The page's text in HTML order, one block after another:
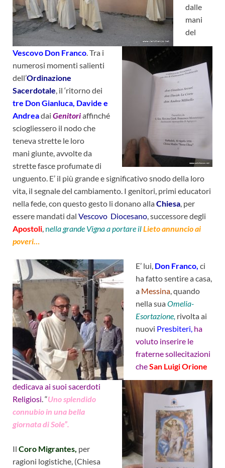
dalle
mani
del
Vescovo Don Franco. Tra i
numerosi momenti salienti
dell’Ordinazione
Sacerdotale, il ‘ritorno dei
tre Don Gianluca, Davide e
Andreadai Genitoriaffinché
sciogliessero il nodo che
teneva strette le loro
mani giunte, avvolte da
strette fasce profumate di
unguento. E’ il più grande e significativo snodo della loro
vita, il segnale del cambiamento. I genitori, primi educatori
nella fede, con questo gesto li donano allaChiesa, per
essere mandati dal Vescovo Diocesano, successore degli
Apostoli, nella grande Vigna a portare ilLieto annuncio ai
poveri…
E’ lui, Don Franco, ci
ha fatto sentire a casa,
a Messina, quando
nella suaOmelia-
Esortazione, rivolta ai
nuovi Presbiteri, ha
voluto inserire le
fraterne sollecitazioni
cheSan Luigi Orione
dedicava ai suoi sacerdoti
Religiosi. “Uno splendido
connubio in una bella
giornata di Sole”.
Il Coro Migrantes, per
ragioni logistiche, (Chiesa